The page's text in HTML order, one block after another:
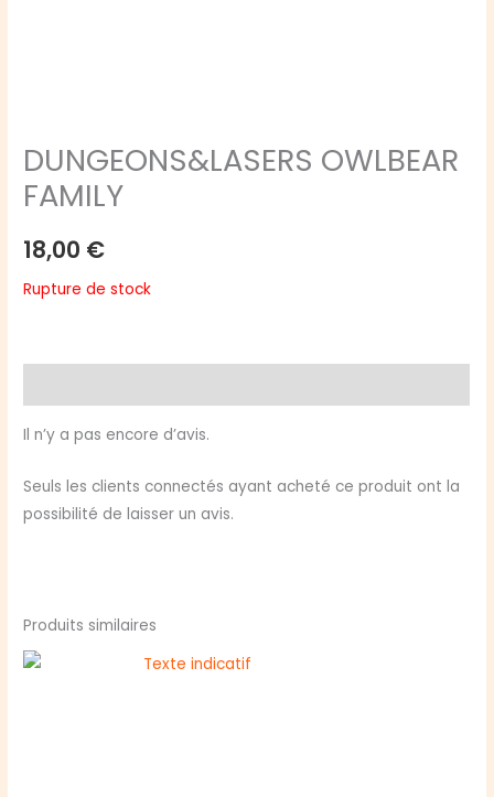
DUNGEONS&LASERS OWLBEAR
FAMILY
18,00 €
Rupture de stock
Il n’y a pas encore d’avis.
Seuls les clients connectés ayant acheté ce produit ont la
possibilité de laisser un avis.
Produits similaires